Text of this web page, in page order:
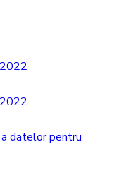
datelor pentru